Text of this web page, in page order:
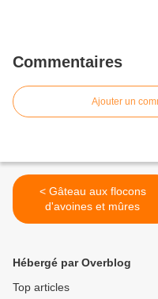
Commentaires
Ajouter un
< Gâteau aux flocons
d'avoines et mûres
Hébergé par Overblog
Top articles